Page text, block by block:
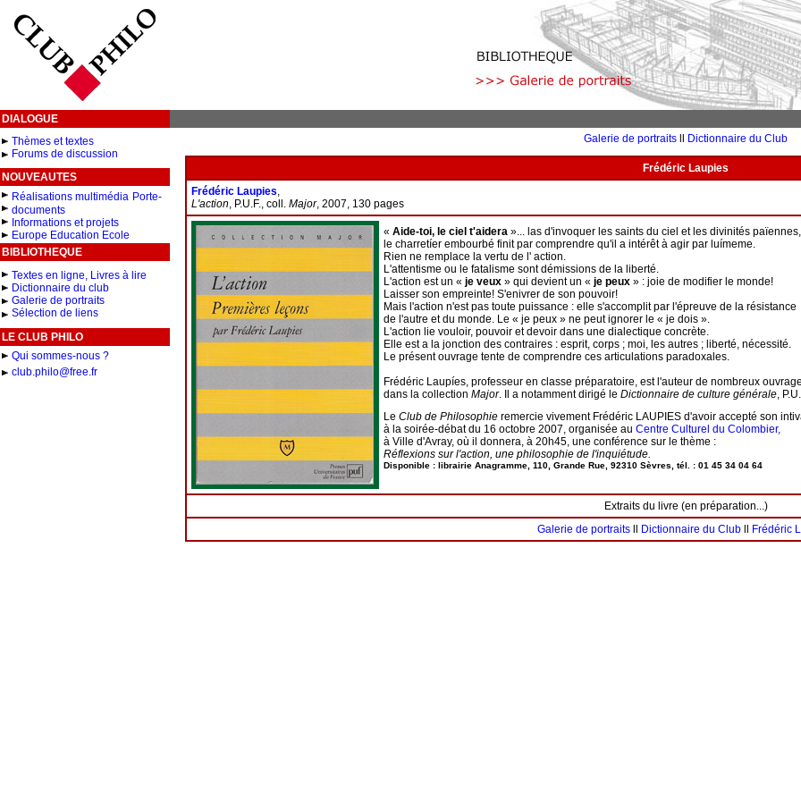
DIALOGUE
Thèmes et textes
Forums de discussion
NOUVEAUTES
Réalisations multimédia Porte-
documents
Informations et projets
Europe Education Ecole
BIBLIOTHEQUE
Textes en ligne, Livres à lire
Dictionnaire du club
Galerie de portraits
Sélection de liens
LE CLUB PHILO
Qui sommes-nous ?
club.philo@free.fr
Galerie de portraits Dictionnaire du Club
Frédéric Laupies
Frédéric Laupies,
L'action, P.U.F., coll.Major, 2007, 130 pages
« Aide-toi, le ciel t'aidera »... las d'invoquer les saints du ciel et les divinités païennes,
le charretíer embourbé finit par comprendre qu'il a intérêt à agir par luímeme.
Rien ne remplace la vertu de l' action.
L'attentisme ou le fatalisme sont démissions de la liberté.
L'action est un « je veux» qui devient un « je peux » : joie de modifier le monde!
Laisser son empreinte! S'enivrer de son pouvoir!
Mais l'action n'est pas toute puissance : elle s'accomplit par l'épreuve de la résistance
de l'autre et du monde. Le « je peux » ne peut ignorer le « je dois ».
L'action lie vouloir, pouvoir et devoir dans une dialectique concrète.
Elle est a la jonction des contraires : esprit, corps ; moi, les autres ; liberté, nécessité.
Le présent ouvrage tente de comprendre ces articulations paradoxales.
Frédéric Laupíes, professeur en classe préparatoire, est l'auteur de nombreux
dans la collection Major. Il a notamment dirigé le Dictionnaire de culture générale,
Le Club de Philosophie remercie vivement Frédéric LAUPIES d'avoir accepté son
à la soirée-débat du 16 octobre 2007, organisée au Centre Culturel du Colombier,
à Ville d'Avray, où il donnera, à 20h45, une conférence sur le thème :
Réflexions sur l'action, une philosophie de l'inquiétude.
Disponible : librairie Anagramme, 110, Grande Rue, 92310 Sèvres, tél. : 01 45 34 04 64
Extraits du livre (en préparation...)
Galerie de portraits
Dictionnaire du Club Frédéric